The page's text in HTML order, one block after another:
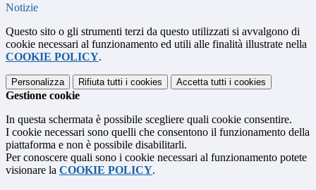
Notizie
Questo sito o gli strumenti terzi da questo utilizzati si avvalgono di
cookie necessari al funzionamento ed utili alle finalità illustrate nella
COOKIE POLICY.
Personalizza Rifiuta tutti i cookies Accetta tutti i cookies
Gestione cookie
In questa schermata è possibile scegliere quali cookie consentire.
I cookie necessari sono quelli che consentono il funzionamento della
piattaforma e non è possibile disabilitarli.
Per conoscere quali sono i cookie necessari al funzionamento potete
visionare la COOKIE POLICY.